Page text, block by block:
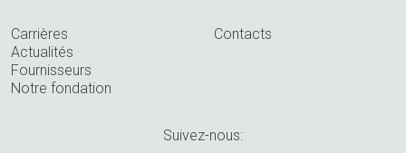
Carrières
Actualités
Fournisseurs
Notre fondation
Contacts
Suivez-nous: